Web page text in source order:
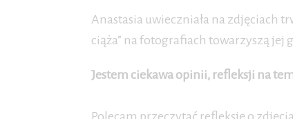
Anastasia uwieczniała na zdjęciach
ciąża” na fotografiach towarzyszą jej
Jestem ciekawa opinii, refleksji na
Polecam przeczytać refleksję o